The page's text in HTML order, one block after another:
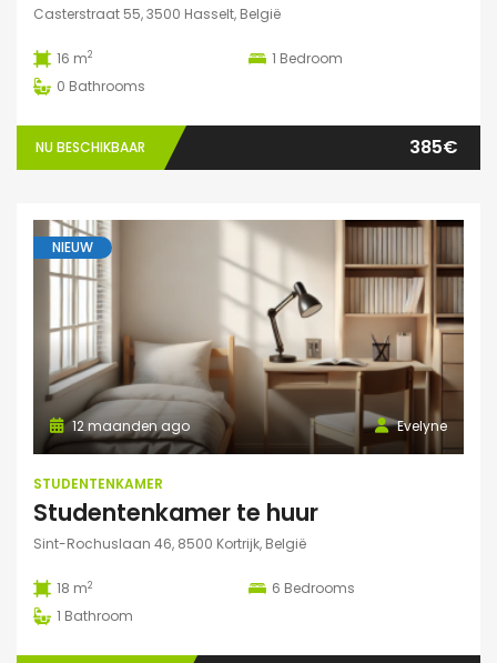
Casterstraat 55, 3500 Hasselt, België
16 m2 1 Bedroom
0 Bathrooms
NU BESCHIKBAAR 385€
NIEUW
Evelyne
12 maanden ago
STUDENTENKAMER
Studentenkamer te huur
Sint-Rochuslaan 46, 8500 Kortrijk, België
18 m2 6 Bedrooms
1 Bathroom